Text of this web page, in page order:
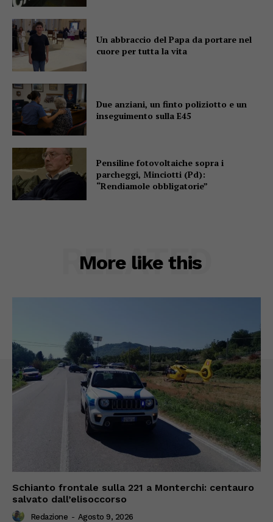
Un abbraccio del Papa da portare nel
cuore per tutta la vita
Due anziani, un finto poliziotto e un
inseguimento sulla E45
Pensiline fotovoltaiche sopra i
parcheggi, Minciotti (Pd):
“Rendiamole obbligatorie”
More like this
RELATED
Schianto frontale sulla 221 a Monterchi: centauro
salvato dall’elisoccorso
Redazione - Agosto 9, 2026